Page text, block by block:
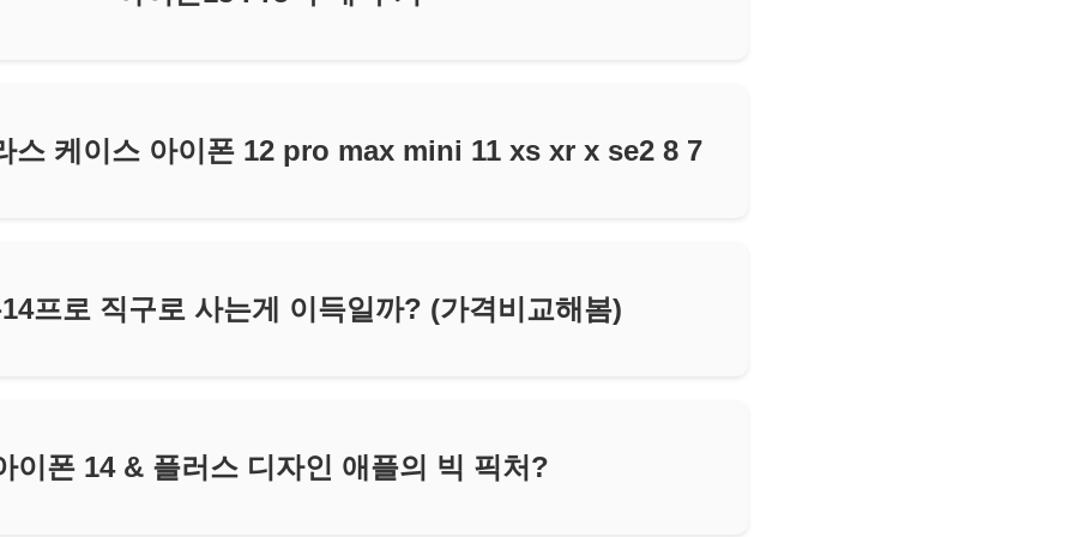
스 케이스 아이폰 12 pro max mini 11 xs xr x se2 8 7
프로 직구로 사는게 이득일까? (가격비교해봄)
이폰 14 & 플러스 디자인 애플의 빅 픽처?